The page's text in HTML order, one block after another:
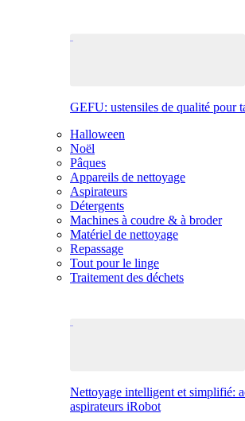
GEFU: ustensiles de qualité pour
Halloween
Noël
Pâques
Appareils de nettoyage
Aspirateurs
Détergents
Machines à coudre & à broder
Matériel de nettoyage
Repassage
Tout pour le linge
Traitement des déchets
Nettoyage intelligent et simplifié:
aspirateurs iRobot